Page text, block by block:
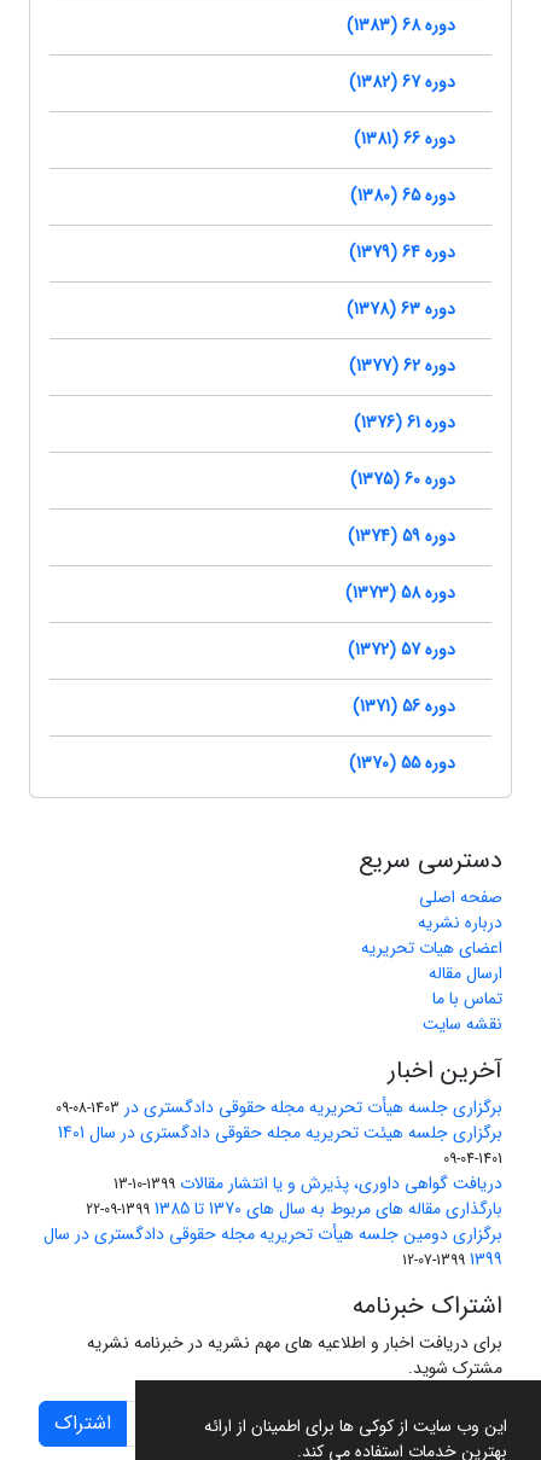
این وب سایت از کوکی ها برای اطمینان از ارائه
بهترین خدمات استفاده می کند.
دوره 68 (1383)
دوره 67 (1382)
دوره 66 (1381)
دوره 65 (1380)
دوره 64 (1379)
دوره 63 (1378)
دوره 62 (1377)
دوره 61 (1376)
دوره 60 (1375)
دوره 59 (1374)
دوره 58 (1373)
دوره 57 (1372)
دوره 56 (1371)
دوره 55 (1370)
دسترسی سریع
صفحه اصلی
درباره نشریه
اعضای هیات تحریریه
ارسال مقاله
تماس با ما
نقشه سایت
آخرین اخبار
برگزاری جلسه هیأت تحریریه مجله حقوقی دادگستری در 1403-08-09
برگزاری جلسه هیئت تحریریه مجله حقوقی دادگستری در سال 1401
1401-04-09
دریافت گواهی داوری، پذیرش و یا انتشار مقالات 1399-10-13
بارگذاری مقاله های مربوط به سال های 1370 تا 1385 1399-09-22
برگزاری دومین جلسه هیأت تحریریه مجله حقوقی دادگستری در سال
1399
1399-07-12
اشتراک خبرنامه
برای دریافت اخبار و اطلاعیه های مهم نشریه در خبرنامه نشریه
مشترک شوید.
اشتراک